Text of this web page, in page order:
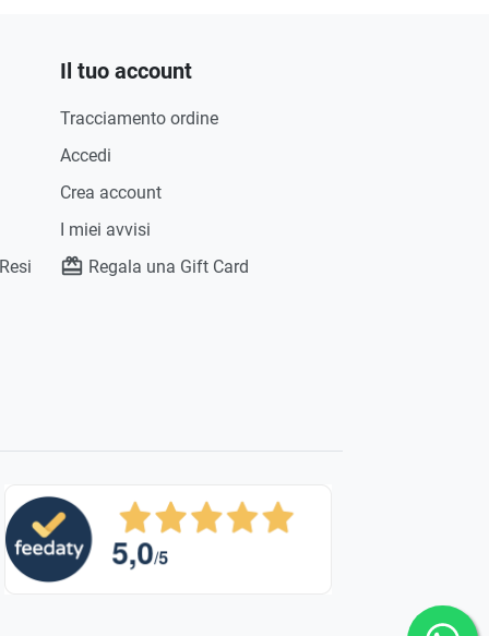
Il tuo account
Tracciamento ordine
Accedi
Crea account
I miei avvisi
Regala una Gift Card